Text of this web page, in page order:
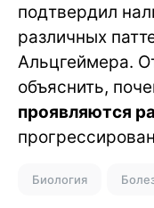
подтвердил
различных
Альцгеймера.
объяснить,
проявляются
Биология